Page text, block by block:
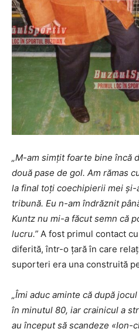
„M-am simțit foarte bine încă
două pase de gol. Am rămas
la final toți coechipierii mei
tribună. Eu n-am îndrăznit
Kuntz nu mi-a făcut semn că
lucru.” A fost primul contact
diferită, într-o țară în care
suporteri era una construită
„Îmi aduc aminte că după
în minutul 80, iar crainicul a
au început să scandeze «Ion-